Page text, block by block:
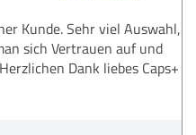
Kunde. Sehr viel Auswahl,
sich Vertrauen auf und
Dank liebes Caps+